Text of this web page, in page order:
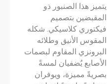
يتميز هذا الصنبور ذو
المقبضين بتصميم
فيكتوري كلاسيكي. شكله
المقوس الأنيق وطلائه
البرونزي المقاوم لبصمات
الأصابع يُضفيان لمسةً
بصريةً مميزة، ويوفران